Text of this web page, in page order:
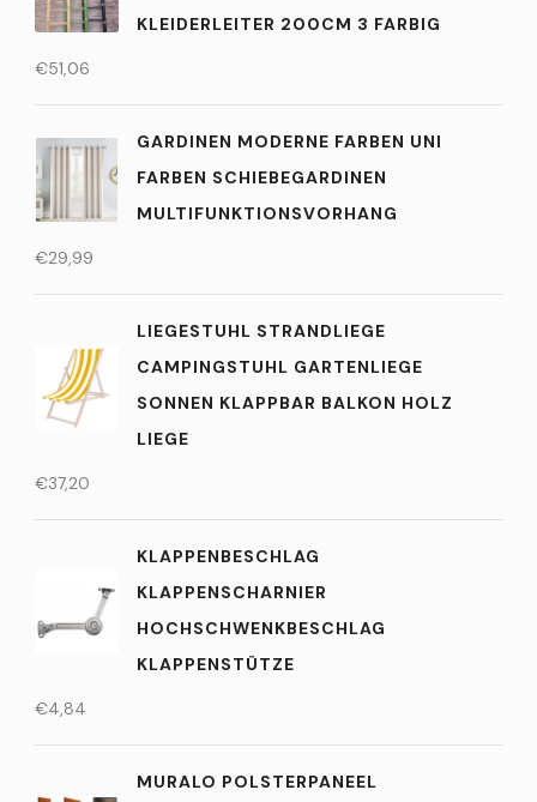
KLEIDERLEITER 200CM 3 FARBIG
€51,06
GARDINEN MODERNE FARBEN UNI
FARBEN SCHIEBEGARDINEN
MULTIFUNKTIONSVORHANG
€29,99
LIEGESTUHL STRANDLIEGE
CAMPINGSTUHL GARTENLIEGE
SONNEN KLAPPBAR BALKON HOLZ
LIEGE
€37,20
KLAPPENBESCHLAG
KLAPPENSCHARNIER
HOCHSCHWENKBESCHLAG
KLAPPENSTÜTZE
€4,84
MURALO POLSTERPANEEL